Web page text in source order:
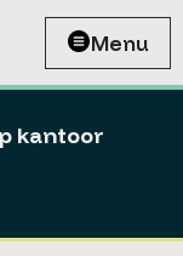
Menu
kantoor